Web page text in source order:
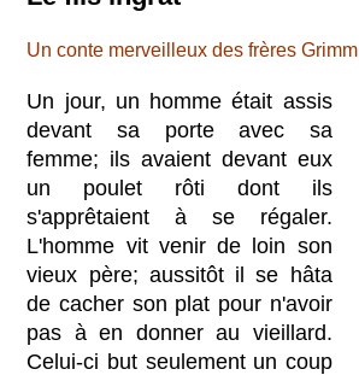
Un conte merveilleux des frères Grimm
Un jour, un homme était assis
devant sa porte avec sa
femme; ils avaient devant eux
un poulet rôti dont ils
s'apprêtaient à se régaler.
L'homme vit venir de loin son
vieux père; aussitôt il se hâta
de cacher son plat pour n'avoir
pas à en donner au vieillard.
Celui-ci but seulement un coup